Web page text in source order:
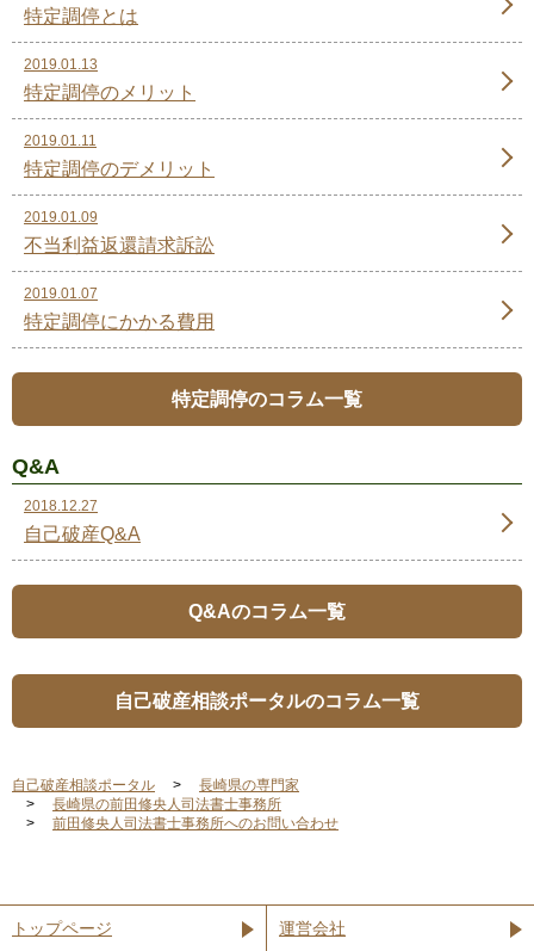
特定調停とは
2019.01.13
特定調停のメリット
2019.01.11
特定調停のデメリット
2019.01.09
不当利益返還請求訴訟
2019.01.07
特定調停にかかる費用
特定調停のコラム一覧
Q&A
2018.12.27
自己破産Q&A
Q&Aのコラム一覧
自己破産相談ポータルのコラム一覧
自己破産相談ポータル
長崎県の専門家
長崎県の前田修央人司法書士事務所
前田修央人司法書士事務所へのお問い合わせ
トップページ 運営会社